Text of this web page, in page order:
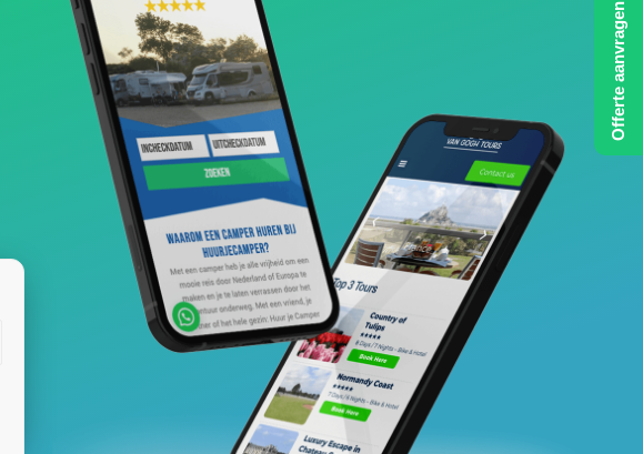
Offerte aanvragen